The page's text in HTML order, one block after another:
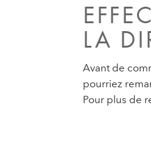
LA
Avant de
pourriez
Pour plus de